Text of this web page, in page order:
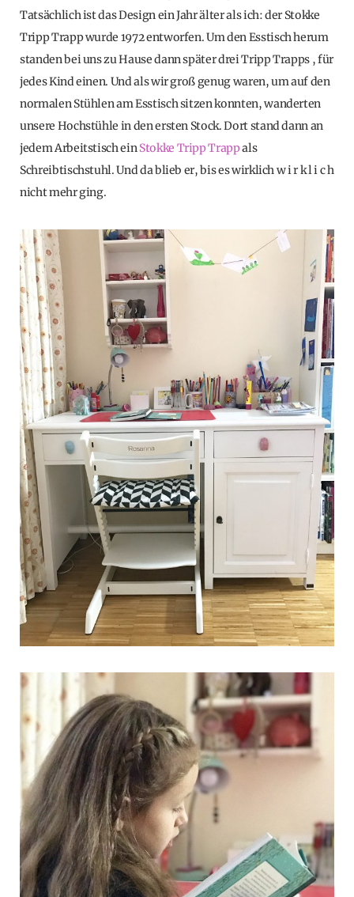
Tatsächlich ist das Design ein Jahr älter als ich: der Stokke
Tripp Trapp wurde 1972 entworfen. Um den Esstisch herum
standen bei uns zu Hause dann später drei Tripp Trapps , für
jedes Kind einen. Und als wir groß genug waren, um auf den
normalen Stühlen am Esstisch sitzen konnten, wanderten
unsere Hochstühle in den ersten Stock. Dort stand dann an
jedem Arbeitstisch einStokke Tripp Trappals
Schreibtischstuhl. Und da blieb er, bis es wirklich w i r k l i c h
nicht mehr ging.